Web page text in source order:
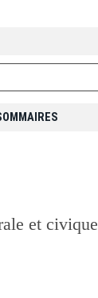
et civique